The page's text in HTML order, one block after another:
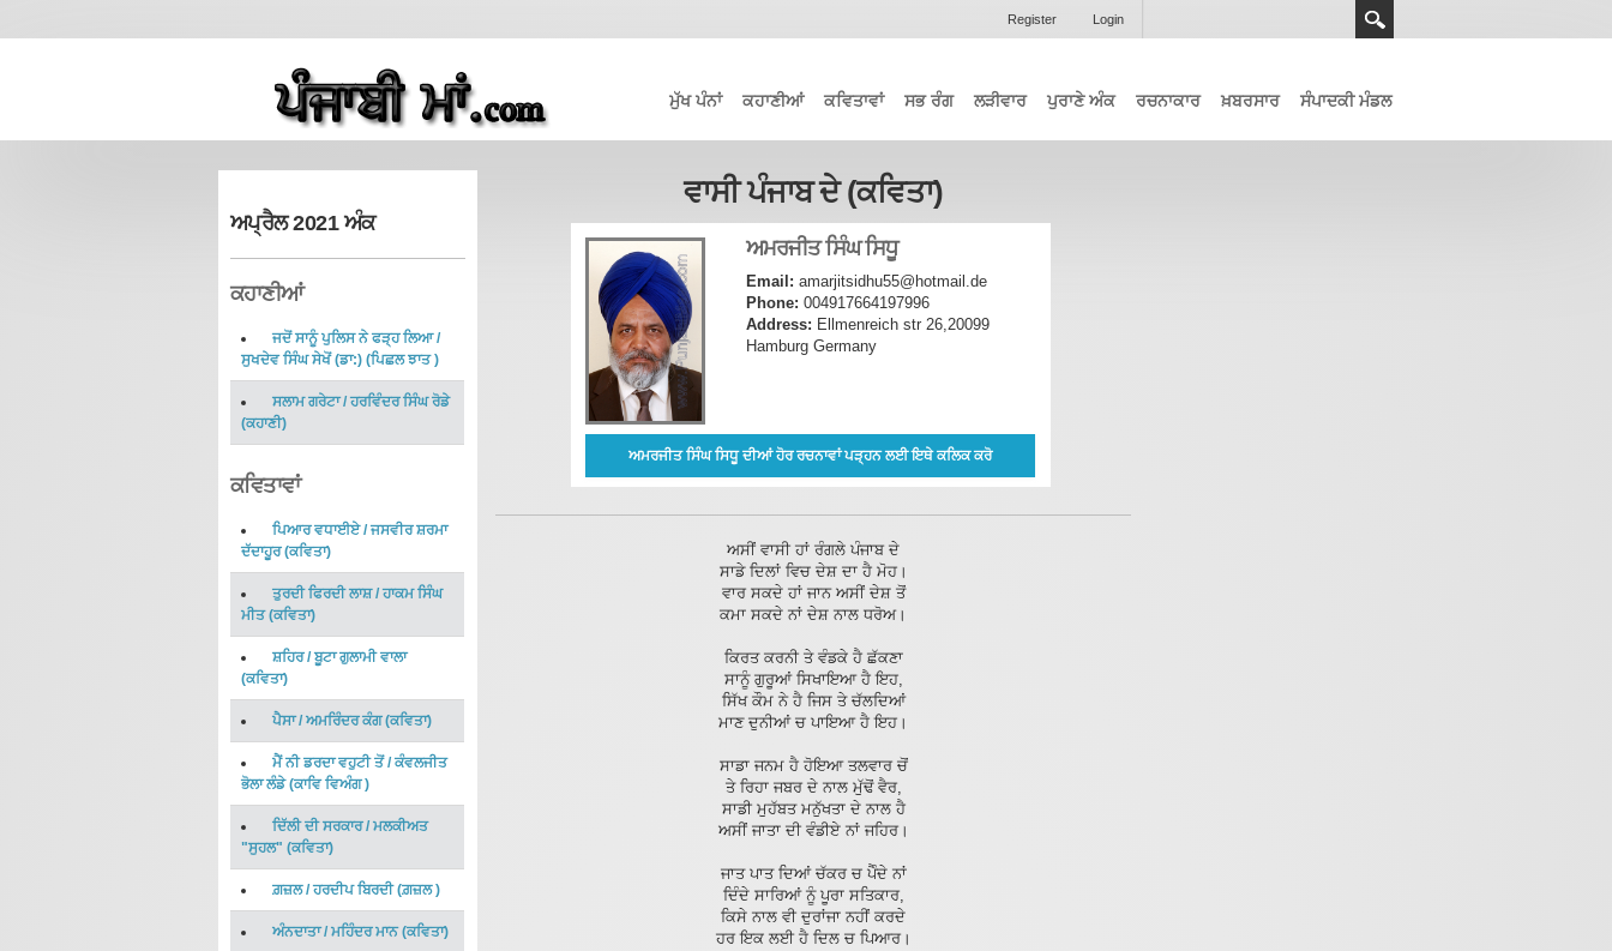
Register Login
ਮੁੱਖ ਪੰਨਾਂ ਕਹਾਣੀਆਂ ਕਵਿਤਾਵਾਂ ਸਭ ਰੰਗ ਲੜੀਵਾਰ ਪੁਰਾਣੇ ਅੰਕ ਰਚਨਾਕਾਰ ਖ਼ਬਰਸਾਰ ਸੰਪਾਦਕੀ ਮੰਡਲ
ਅਪ੍ਰੈਲ 2021 ਅੰਕ
ਕਹਾਣੀਆਂ
ਜਦੋਂ ਸਾਨੂੰ ਪੁਲਿਸ ਨੇ ਫੜ੍ਹ ਲਿਆ/
ਸੁਖਦੇਵ ਸਿੰਘ ਸੇਖੋਂ (ਡਾ:) (ਪਿਛਲ ਝਾਤ)
ਸਲਾਮ ਗਰੇਟਾ/ ਹਰਵਿੰਦਰ ਸਿੰਘ ਰੋਡੇ
(ਕਹਾਣੀ)
ਕਵਿਤਾਵਾਂ
ਪਿਆਰ ਵਧਾਈਏ/ਜਸਵੀਰ ਸ਼ਰਮਾ
ਦੱਦਾਹੂਰ(ਕਵਿਤਾ)
ਤੁਰਦੀ ਫਿਰਦੀ ਲਾਸ਼/ ਹਾਕਮ ਸਿੰਘ
ਮੀਤ(ਕਵਿਤਾ)
ਸ਼ਹਿਰ/ਬੂਟਾ ਗੁਲਾਮੀ ਵਾਲਾ
(ਕਵਿਤਾ)
ਪੈਸਾ/ ਅਮਰਿੰਦਰ ਕੰਗ(ਕਵਿਤਾ)
ਮੈਂ ਨੀ ਡਰਦਾ ਵਹੁਟੀ ਤੋਂ/ਕੰਵਲਜੀਤ
ਭੋਲਾ ਲੰਡੇ(ਕਾਵਿ ਵਿਅੰਗ)
ਦਿੱਲੀ ਦੀ ਸਰਕਾਰ/ ਮਲਕੀਅਤ
"ਸੁਹਲ" (ਕਵਿਤਾ)
ਗ਼ਜ਼ਲ/ਹਰਦੀਪ ਬਿਰਦੀ(ਗ਼ਜ਼ਲ)
ਅੰਨਦਾਤਾ/ ਮਹਿੰਦਰ ਮਾਨ(ਕਵਿਤਾ)
ਵਾਸੀ ਪੰਜਾਬ ਦੇ (ਕਵਿਤਾ)
ਅਮਰਜੀਤ ਸਿੰਘ ਸਿਧੂ
Email: amarjitsidhu55@hotmail.de
Phone: 004917664197996
Address: Ellmenreich str 26,20099
Hamburg Germany
ਅਮਰਜੀਤ ਸਿੰਘ ਸਿਧੂ ਦੀਆਂ ਹੋਰ ਰਚਨਾਵਾਂ ਪੜ੍ਹਨ ਲਈ ਇਥੇ ਕਲਿਕ ਕਰੋ
ਅਸੀਂ ਵਾਸੀ ਹਾਂ ਰੰਗਲੇ ਪੰਜਾਬ ਦੇ
ਸਾਡੇ ਦਿਲਾਂ ਵਿਚ ਦੇਸ਼ ਦਾ ਹੈ ਮੋਹ।
ਵਾਰ ਸਕਦੇ ਹਾਂ ਜਾਨ ਅਸੀਂ ਦੇਸ਼ ਤੋਂ
ਕਮਾ ਸਕਦੇ ਨਾਂ ਦੇਸ਼ ਨਾਲ ਧਰੋਅ।
ਕਿਰਤ ਕਰਨੀ ਤੇ ਵੰਡਕੇ ਹੈ ਛੱਕਣਾ
ਸਾਨੂੰ ਗੁਰੂਆਂ ਸਿਖਾਇਆ ਹੈ ਇਹ,
ਸਿੱਖ ਕੌਮ ਨੇ ਹੈ ਜਿਸ ਤੇ ਚੱਲਦਿਆਂ
ਮਾਣ ਦੁਨੀਆਂ ਚ ਪਾਇਆ ਹੈ ਇਹ।
ਸਾਡਾ ਜਨਮ ਹੈ ਹੋਇਆ ਤਲਵਾਰ ਚੋਂ
ਤੇ ਰਿਹਾ ਜਬਰ ਦੇ ਨਾਲ ਮੁੱਢੋਂ ਵੈਰ,
ਸਾਡੀ ਮੁਹੱਬਤ ਮਨੁੱਖਤਾ ਦੇ ਨਾਲ ਹੈ
ਅਸੀਂ ਜਾਤਾ ਦੀ ਵੰਡੀਏ ਨਾਂ ਜਹਿਰ।
ਜਾਤ ਪਾਤ ਦਿਆਂ ਚੱਕਰ ਚ ਪੈੰਦੇ ਨਾਂ
ਦਿੰਦੇ ਸਾਰਿਆਂ ਨੂੰ ਪੂਰਾ ਸਤਿਕਾਰ,
ਕਿਸੇ ਨਾਲ ਵੀ ਦੁਰਾਂਜਾ ਨਹੀਂ ਕਰਦੇ
ਹਰ ਇਕ ਲਈ ਹੈ ਦਿਲ ਚ ਪਿਆਰ।